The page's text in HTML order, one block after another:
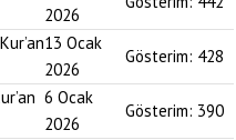
2026
13 Ocak
2026
Gösterim: 428
6 Ocak
2026
Gösterim: 390